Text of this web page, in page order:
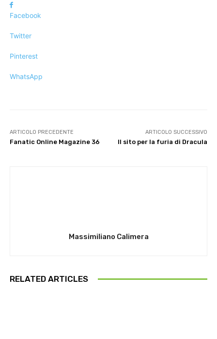
Facebook
Twitter
Pinterest
WhatsApp
ARTICOLO PRECEDENTE
Fanatic Online Magazine 36
ARTICOLO SUCCESSIVO
Il sito per la furia di Dracula
Massimiliano Calimera
RELATED ARTICLES